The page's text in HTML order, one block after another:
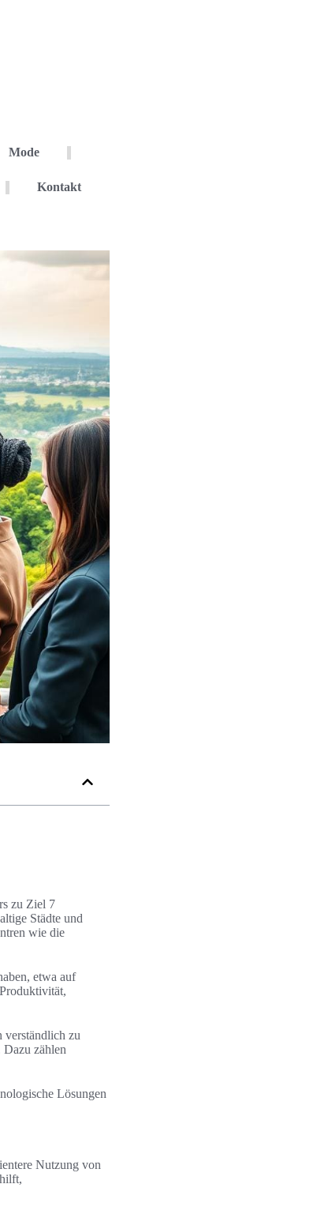
Mode
Kontakt
zu Ziel 7
Städte und
wie die
etwa auf
verständlich zu
zählen
Lösungen
Nutzung von